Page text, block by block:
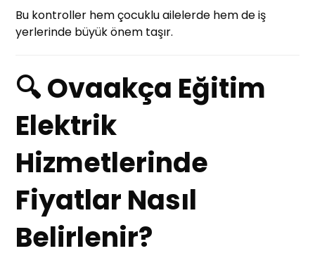
Bu kontroller hem çocuklu ailelerde hem de iş
yerlerinde büyük önem taşır.
🔍 Ovaakça Eğitim
Elektrik
Hizmetlerinde
Fiyatlar Nasıl
Belirlenir?